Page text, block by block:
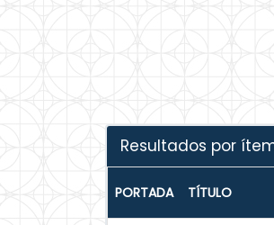
Resultados por
PORTADA TÍTULO